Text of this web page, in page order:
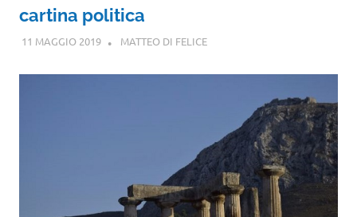
cartina politica
11 MAGGIO 2019 MATTEO DI FELICE